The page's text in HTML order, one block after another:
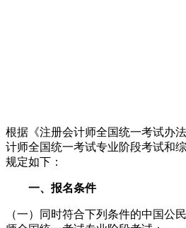
根据《注册会计师全国统一考试办
计师全国统一考试专业阶段考试和
规定如下：
一、报名条件
（一）同时符合下列条件的中国公